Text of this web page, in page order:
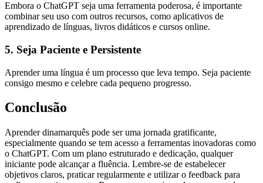
Embora o ChatGPT seja uma ferramenta poderosa, é importante
combinar seu uso com outros recursos, como aplicativos de
aprendizado de línguas, livros didáticos e cursos online.
5. Seja Paciente e Persistente
Aprender uma língua é um processo que leva tempo. Seja paciente
consigo mesmo e celebre cada pequeno progresso.
Conclusão
Aprender dinamarquês pode ser uma jornada gratificante,
especialmente quando se tem acesso a ferramentas inovadoras como
o ChatGPT. Com um plano estruturado e dedicação, qualquer
iniciante pode alcançar a fluência. Lembre-se de estabelecer
objetivos claros, praticar regularmente e utilizar o feedback para